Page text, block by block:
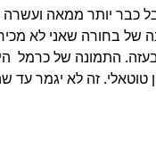
כבר יותר ממאה
התמונה של כרמל
טוטאלי. זה לא יגמר עד